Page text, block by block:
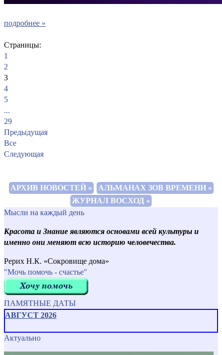
подробнее »
Страницы:
1
2
3
4
5
...
29
Предыдущая
Все
Следующая
АРХИВ НОВОСТЕЙ »
АЛЬМАНАХ ЗОВ ВРЕМЕНИ »
ЖУРНАЛ ВОСХОД »
Мысли на каждый день
Красота и Знание являются основами всей культуры и
именно они меняют всю историю человечества.
Рерих Н.К. «Сокровище дома»
"Мочь помочь - счастье"
ПАМЯТНЫЕ ДАТЫ
АВГУСТ 2026
Актуально